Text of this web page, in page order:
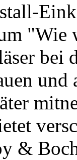
"Wie
bei
&